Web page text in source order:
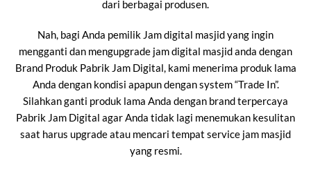
dari berbagai produsen.
Nah, bagi Anda pemilik Jam digital masjid yang ingin
mengganti dan mengupgrade jam digital masjid anda dengan
Brand Produk Pabrik Jam Digital, kami menerima produk lama
Anda dengan kondisi apapun dengan system “Trade In”.
Silahkan ganti produk lama Anda dengan brand terpercaya
Pabrik Jam Digital agar Anda tidak lagi menemukan kesulitan
saat harus upgrade atau mencari tempat service jam masjid
yang resmi.